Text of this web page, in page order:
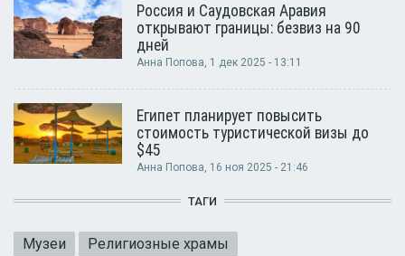
Россия и Саудовская Аравия
открывают границы: безвиз на 90
дней
Анна Попова, 1 дек 2025 - 13:11
Египет планирует повысить
стоимость туристической визы до
$45
Анна Попова, 16 ноя 2025 - 21:46
ТАГИ
Музеи
Религиозные храмы